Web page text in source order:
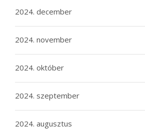
2024. december
2024. november
2024. október
2024. szeptember
2024. augusztus